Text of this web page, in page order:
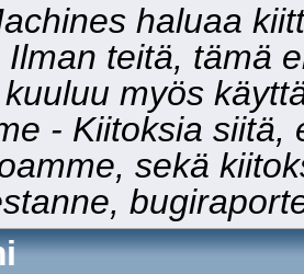
haluaa
Ilman teitä, tämä
myös
- Kiitoksia siitä,
sekä